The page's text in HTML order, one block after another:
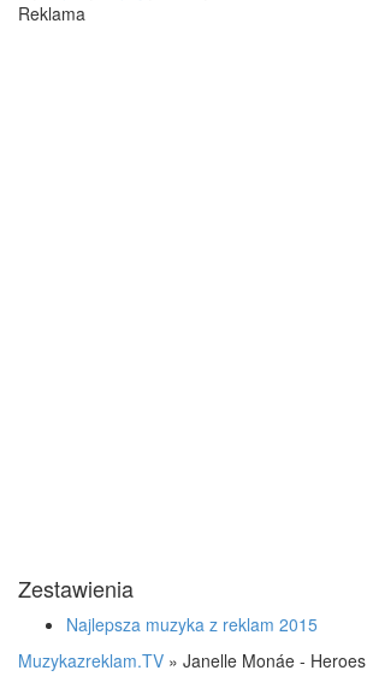
Reklama
Zestawienia
Najlepsza muzyka z reklam 2015
Muzykazreklam.TV » Janelle Monáe - Heroes